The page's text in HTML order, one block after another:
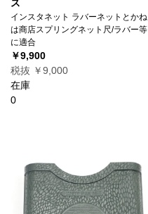
ス
インスタネット ラバーネットとかね
は商店スプリングネット尺/ラバー等
に適合
￥9,900
税抜 ￥9,000
在庫
0